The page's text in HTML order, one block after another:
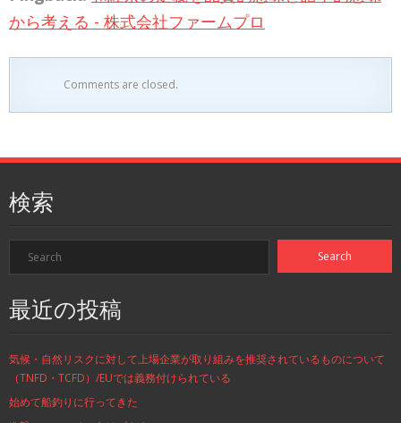
から考える - 株式会社ファームプロ
Comments are closed.
検索
最近の投稿
気候・自然リスクに対して上場企業が取り組みを推奨されているものについて
（TNFD・TCFD）/EUでは義務付けられている
始めて船釣りに行ってきた